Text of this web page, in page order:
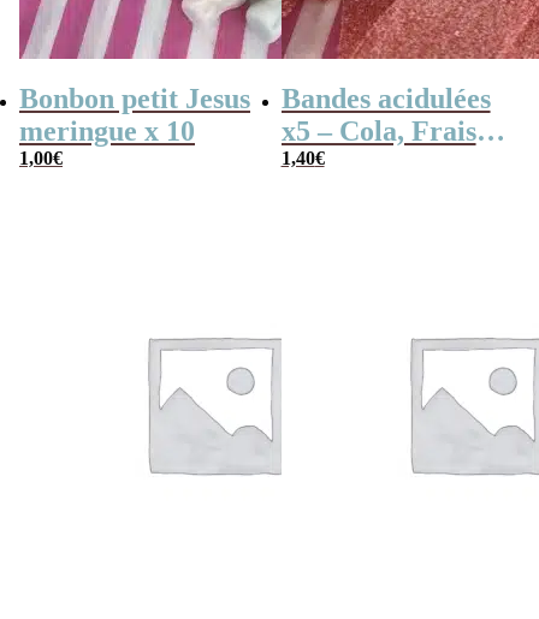
Bonbon petit Jesus
meringue x 10
1,00€
Bandes acidulées
x5 – Cola, Fraise,
Framboise,
1,40€